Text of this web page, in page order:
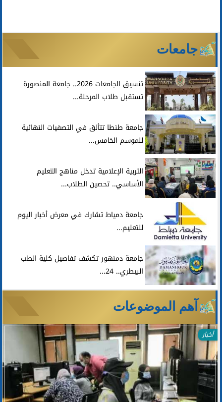
جامعات
تنسيق الجامعات 2026.. جامعة المنصورة
تستقبل طلاب المرحلة...
جامعة طنطا تتألق في التصفيات النهائية
للموسم الخامس...
التربية الإعلامية تدخل مناهج التعليم
الأساسي.. تحصين الطلاب...
جامعة دمياط تشارك في معرض أخبار اليوم
للتعليم...
جامعة دمنهور تكشف تفاصيل كلية الطب
البيطري.. 24...
آهم الموضوعات
أخبار